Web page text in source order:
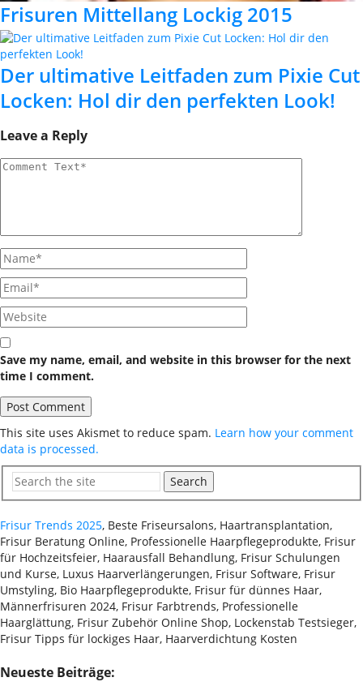
Frisuren Mittellang Lockig 2015
Der ultimative Leitfaden zum Pixie Cut
Locken: Hol dir den perfekten Look!
Leave a Reply
Save my name, email, and website in this browser for the next
time I comment.
This site uses Akismet to reduce spam. Learn how your comment
data is processed.
Search
Frisur Trends 2025, Beste Friseursalons, Haartransplantation,
Frisur Beratung Online, Professionelle Haarpflegeprodukte, Frisur
für Hochzeitsfeier, Haarausfall Behandlung, Frisur Schulungen
und Kurse, Luxus Haarverlängerungen, Frisur Software, Frisur
Umstyling, Bio Haarpflegeprodukte, Frisur für dünnes Haar,
Männerfrisuren 2024, Frisur Farbtrends, Professionelle
Haarglättung, Frisur Zubehör Online Shop, Lockenstab Testsieger,
Frisur Tipps für lockiges Haar, Haarverdichtung Kosten
Neueste Beiträge: